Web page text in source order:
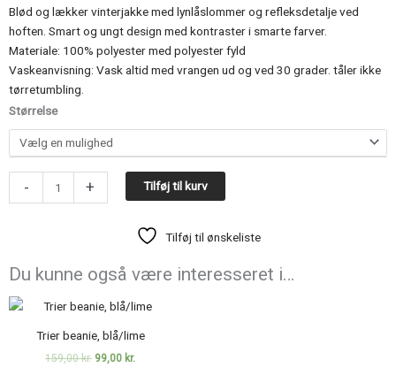
Blød og lækker vinterjakke med lynlåslommer og refleksdetalje ved
hoften. Smart og ungt design med kontraster i smarte farver.
Materiale: 100% polyester med polyester fyld
Vaskeanvisning: Vask altid med vrangen ud og ved 30 grader. tåler ikke
tørretumbling.
Størrelse
-
TRIER
vinterjakke
antal
+ Tilføj til kurv
Tilføj til ønskeliste
Du kunne også være interesseret i…
Trier beanie, blå/lime
159,00kr.
Den
pris
var:
159,00 kr..
99,00 kr.
Den
pris
99,00 kr..